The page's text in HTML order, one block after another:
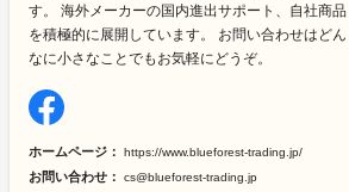
す。 海外メーカーの国内進出サポート、自社商品
を積極的に展開しています。 お問い合わせはどん
なに小さなことでもお気軽にどうぞ。
ホームページ： https://www.blueforest-trading.jp/
お問い合わせ： cs@blueforest-trading.jp